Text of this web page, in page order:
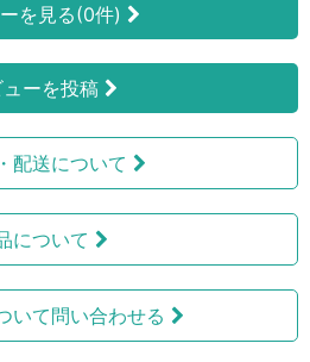
を見る(0件)
ューを投稿
配送について
について
いて問い合わせる